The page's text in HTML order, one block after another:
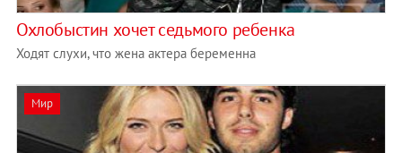
Охлобыстин хочет седьмого ребенка
Ходят слухи, что жена актера беременна
Мир